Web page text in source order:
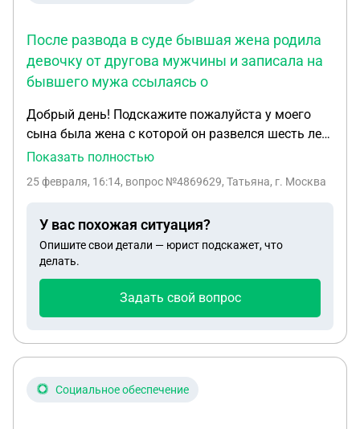
После развода в суде бывшая жена родила
девочку от другова мужчины и записала на
бывшего мужа ссылаясь о
Добрый день! Подскажите пожалуйста у моего
сына была жена с которой он развелся шесть лет
назад и последние три года до развода они
было два совместных сына. После развода в суде
мужчины и записала на бывшего мужа ссылаясь
о законе 300 дней но сын её не признавал и
участие в её жизни не принимал и даже в глаза не
невестка хочет получить выплаты на всех троих
единокровным ребенком. Можно как-то оградить
выплат и льгот и чтобы его родные дети и мать не
Показать полностью
25 февраля, 16:14, вопрос №4869629, Татьяна, г. Москва
У вас похожая ситуация?
Опишите свои детали — юрист подскажет, что
делать.
Задать свой вопрос
Социальное обеспечение